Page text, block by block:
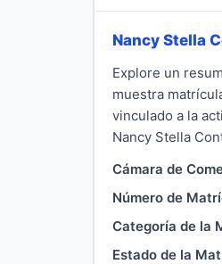
Nancy Stella
Explore un
muestra
vinculado a la
Nancy Stella
Cámara de
Número de
Categoría de la
Estado de la